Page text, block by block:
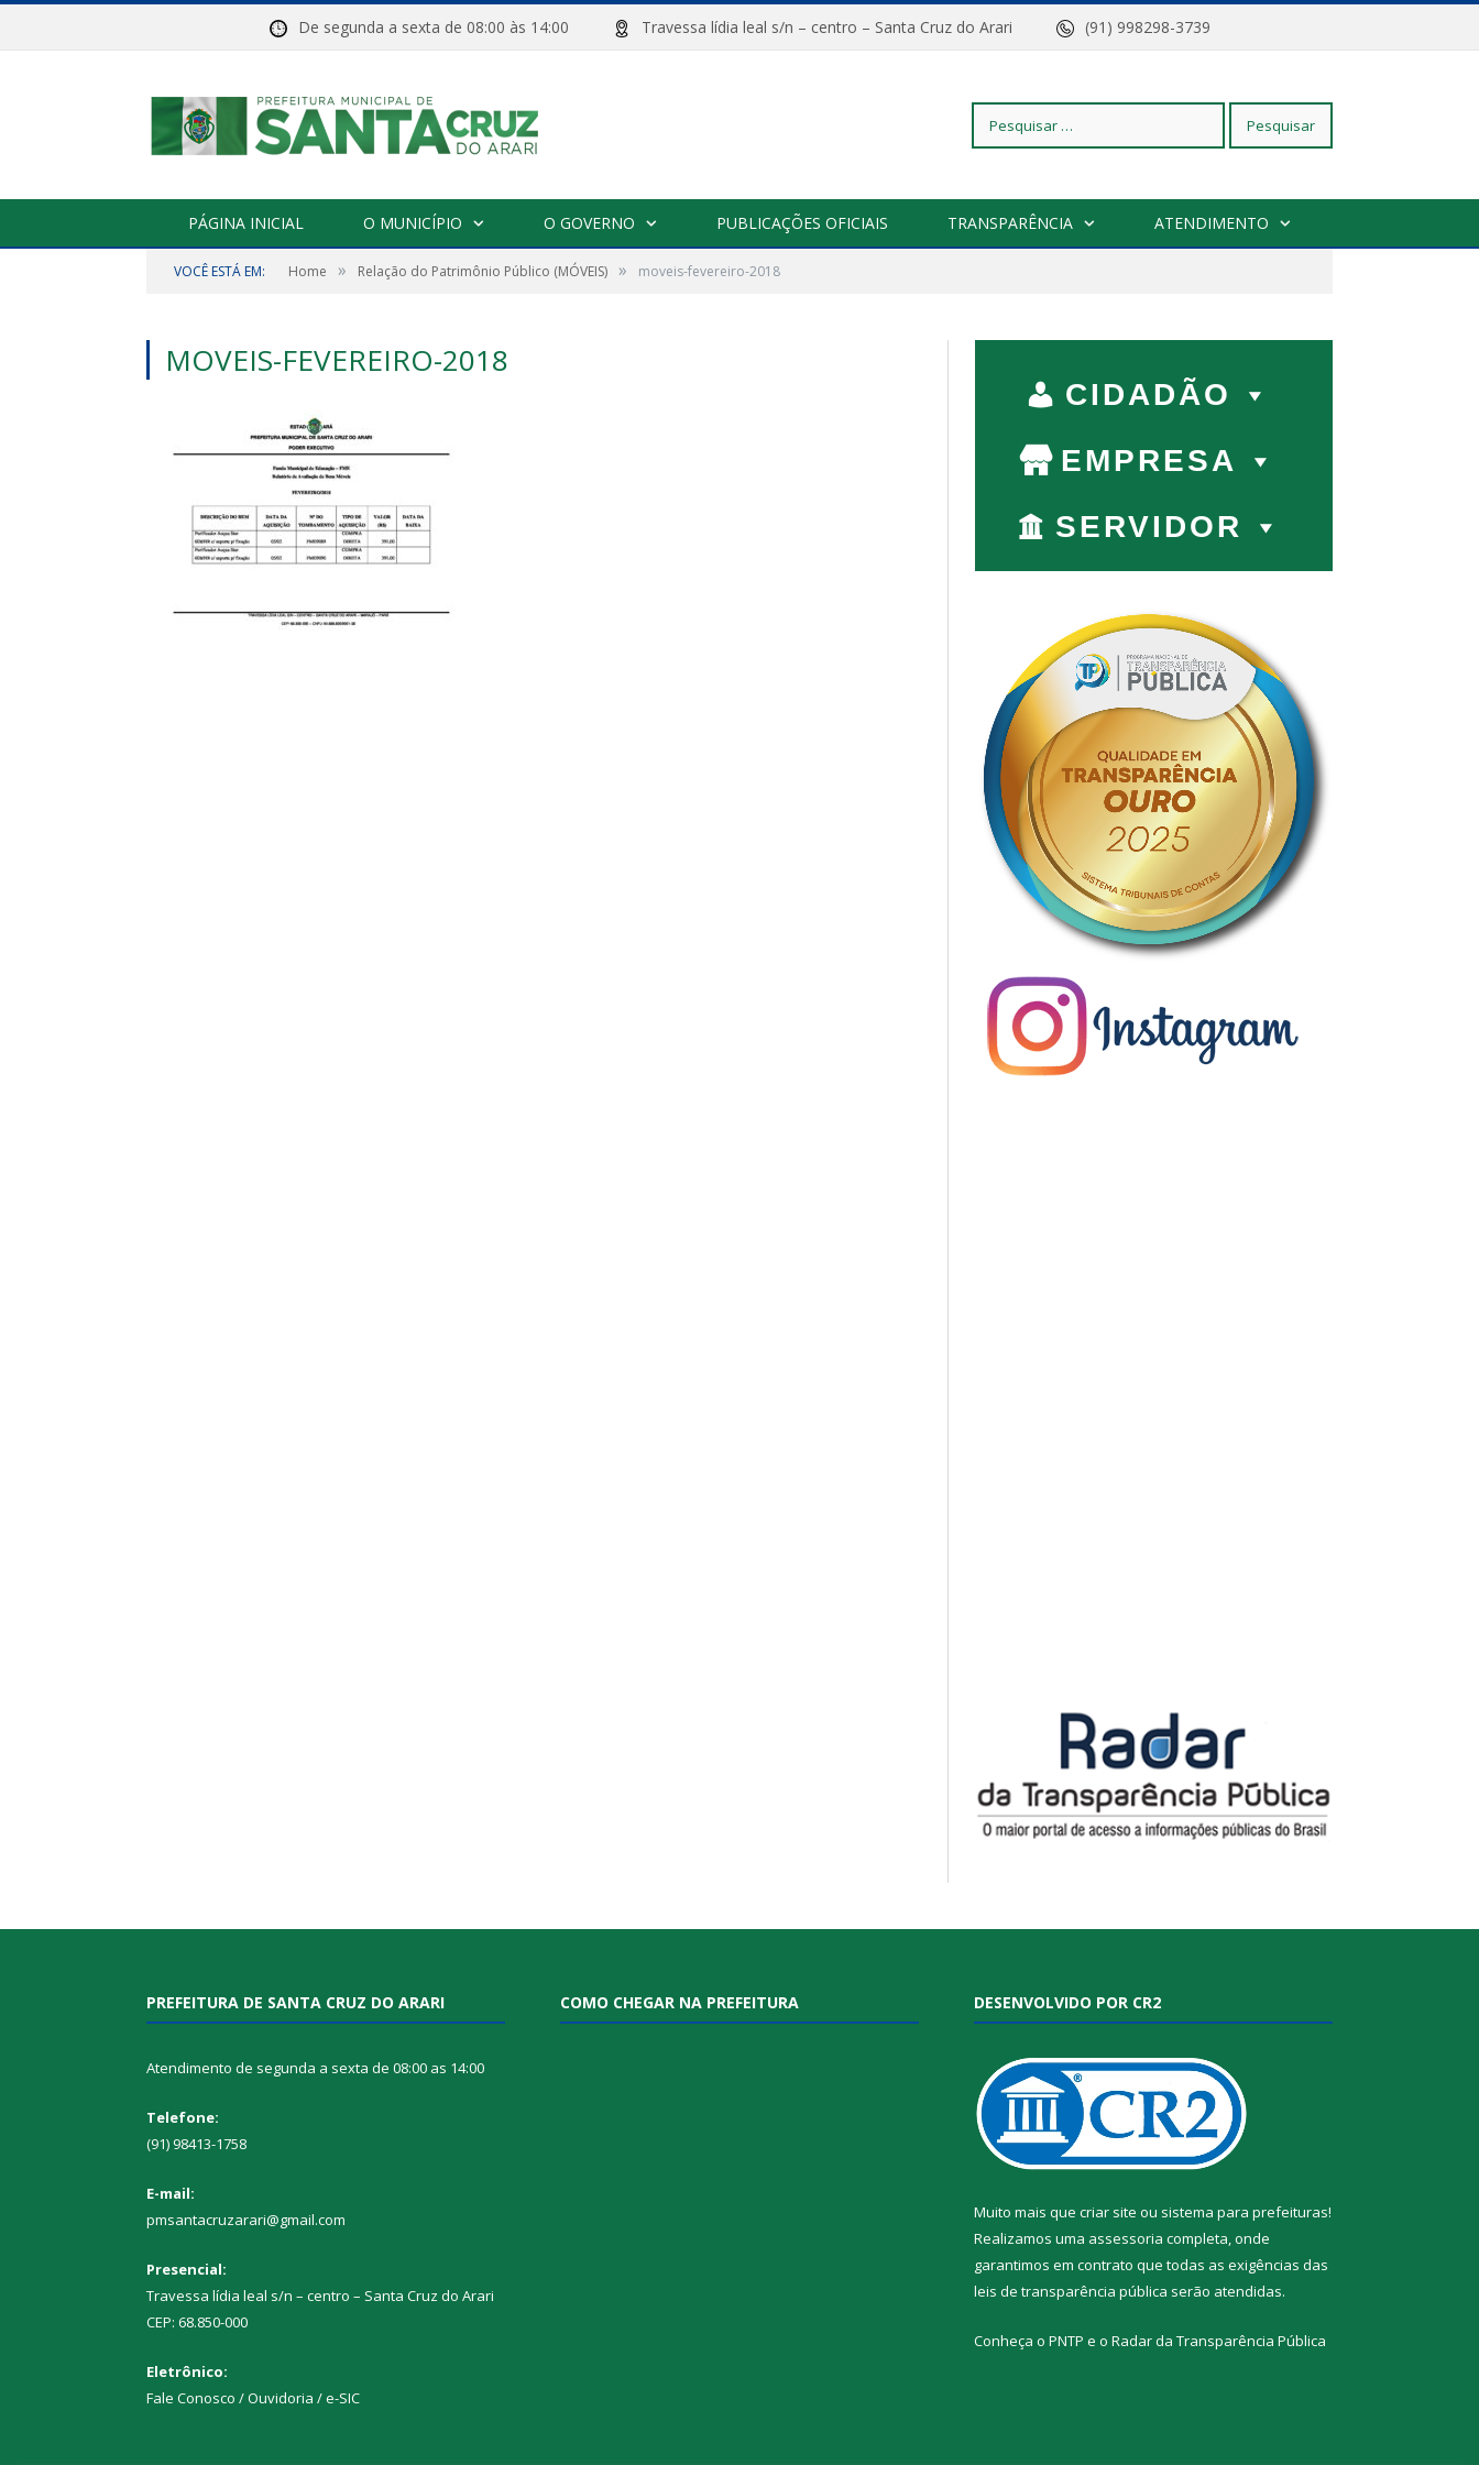
De segunda a sexta de 08:00 às 14:00 Travessa lídia leal s/n – centro – Santa Cruz do Arari (91) 998298-3739
Pesquisar
PÁGINA INICIAL O MUNICÍPIO O GOVERNO PUBLICAÇÕES OFICIAIS TRANSPARÊNCIA ATENDIMENTO
VOCÊ ESTÁ EM: Home » Relação do Patrimônio Público (MÓVEIS) » moveis-fevereiro-2018
MOVEIS-FEVEREIRO-2018
CIDADÃO
EMPRESA
SERVIDOR
PREFEITURA DE SANTA CRUZ DO ARARI
Atendimento de segunda a sexta de 08:00 as 14:00
Telefone:
(91) 98413-1758
E-mail:
pmsantacruzarari@gmail.com
Presencial:
Travessa lídia leal s/n – centro – Santa Cruz do Arari
CEP: 68.850-000
Eletrônico:
Fale Conosco / Ouvidoria / e-SIC
COMO CHEGAR NA PREFEITURA DESENVOLVIDO POR CR2
Muito mais que criar site ou sistema para prefeituras!
Realizamos uma assessoria completa, onde
garantimos em contrato que todas as exigências das
leis de transparência pública serão atendidas.
Conheça o PNTP e o Radar da Transparência Pública